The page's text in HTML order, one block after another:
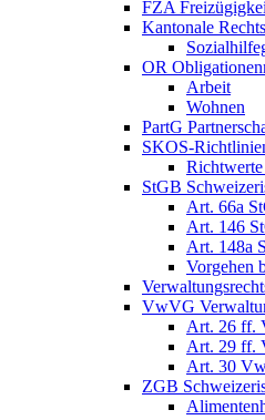
FZA
Kantonale
OR
Arbeit
Wohnen
PartG
SKOS-
StGB
Art. 66a
Art. 146
Art. 148a
Vorgehen
VwVG
Art. 26 ff.
Art. 29 ff.
Art. 30
ZGB